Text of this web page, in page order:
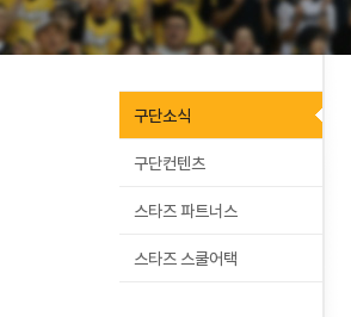
구단소식
구단컨텐츠
스타즈 파트너스
스타즈 스쿨어택